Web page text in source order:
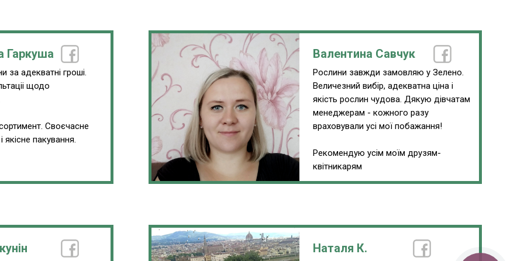
Гаркуша
за адекватні гроші.
щодо
Своєчасне
якісне пакування.
Валентина Савчук
Рослини завжди замовляю у Зелено.
Величезний вибір, адекватна ціна і
якість рослин чудова. Дякую дівчатам
менеджерам - кожного разу
враховували усі мої побажання!
Рекомендую усім моїм друзям-
квітникарям
Наталя К.